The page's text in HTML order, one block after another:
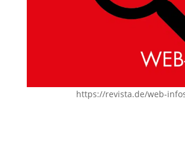
https://revista.de/web-